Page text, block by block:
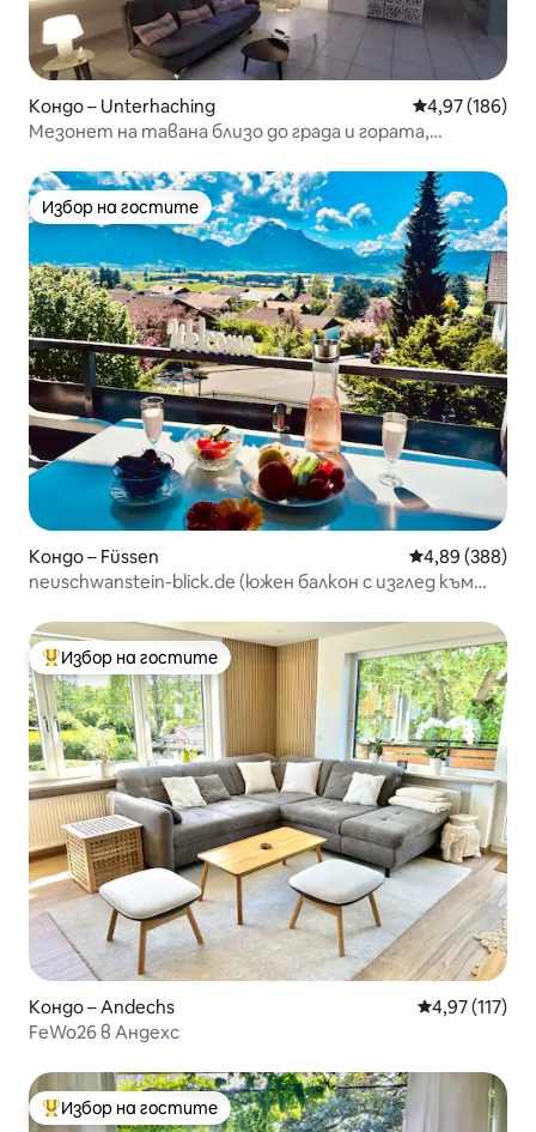
Кондо – Unterhaching Средна
4,97 (186)
Мезонет на тавана близо до града и гората,
Избор на гостите
Избор на гостите
Кондо – Füssen Средна
4,89 (388)
neuschwanstein-blick.de (южен балкон с изглед към
Най-популярен избор на гостите
Избор на гостите
Кондо – Andechs Средна
4,97 (117)
FeWo26 в Андехс
Най-популярен избор на гостите
Избор на гостите